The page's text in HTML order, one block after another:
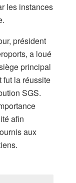
les instances
président
a loué
principal
fut la réussite
SGS.
afin
aux